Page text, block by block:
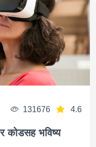
131676 4.6
भविष्य